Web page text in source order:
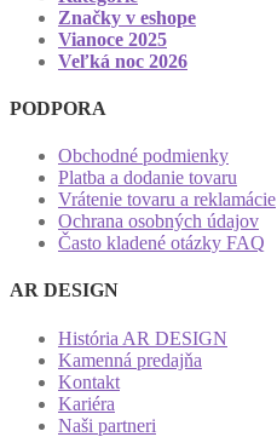
Značky v eshope
Vianoce 2025
Veľká noc 2026
PODPORA
Obchodné podmienky
Platba a dodanie tovaru
Vrátenie tovaru a reklamácie
Ochrana osobných údajov
Často kladené otázky FAQ
AR DESIGN
História AR DESIGN
Kamenná predajňa
Kontakt
Kariéra
Naši partneri